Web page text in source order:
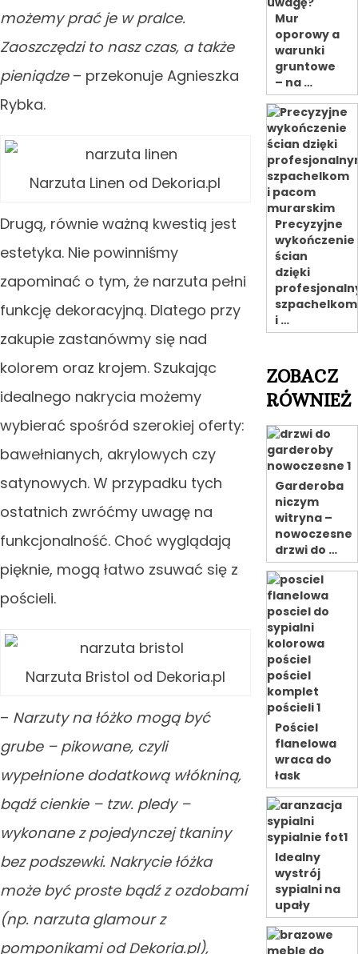
możemy prać je w pralce.
Zaoszczędzi to nasz czas, a także
pieniądze – przekonuje Agnieszka
Rybka.
Narzuta Linen od Dekoria.pl
Drugą, równie ważną kwestią jest
estetyka. Nie powinniśmy
zapominać o tym, że narzuta pełni
funkcję dekoracyjną. Dlatego przy
zakupie zastanówmy się nad
kolorem oraz krojem. Szukając
idealnego nakrycia możemy
wybierać spośród szerokiej oferty:
bawełnianych, akrylowych czy
satynowych. W przypadku tych
ostatnich zwróćmy uwagę na
funkcjonalność. Choć wyglądają
pięknie, mogą łatwo zsuwać się z
pościeli.
Narzuta Bristol od Dekoria.pl
– Narzuty na łóżko mogą być
grube – pikowane, czyli
wypełnione dodatkową włókniną,
bądź cienkie – tzw. pledy –
wykonane z pojedynczej tkaniny
bez podszewki. Nakrycie łóżka
może być proste bądź z ozdobami
(np. narzuta glamour z
pomponikami od Dekoria.pl),
Mur
oporowy a
warunki
gruntowe
– na …
Precyzyjne
wykończenie
ścian
dzięki
szpachelkom
i …
ZOBACZ
RÓWNIEŻ
Garderoba
niczym
witryna –
nowoczesne
drzwi do …
Pościel
flanelowa
wraca do
łask
Idealny
wystrój
sypialni na
upały